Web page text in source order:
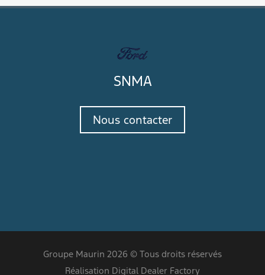
SNMA
Nous contacter
Groupe Maurin 2026 © Tous droits réservés
Réalisation Digital Dealer Factory